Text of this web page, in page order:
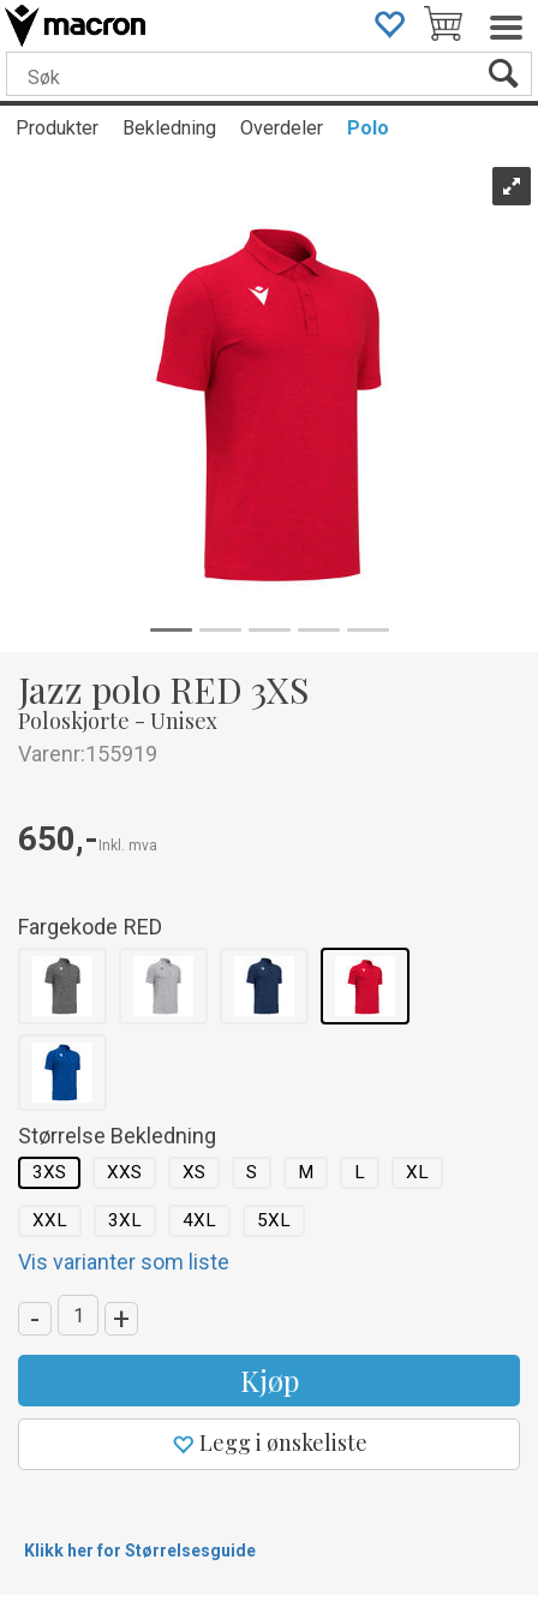
Produkter Bekledning Overdeler Polo
Jazz polo RED 3XS
Poloskjorte - Unisex
Varenr:155919
650,- Inkl. mva
Fargekode RED
Størrelse Bekledning
3XS XXS XS S M L XL
XXL 3XL 4XL 5XL
Vis varianter som liste
- +
Kjøp
Legg i ønskeliste
Klikk her for Størrelsesguide